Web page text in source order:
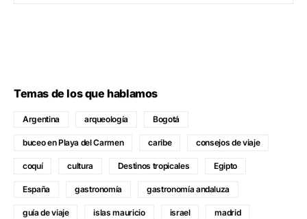
Temas de los que hablamos
Argentina arqueología Bogotá
buceo en Playa del Carmen caribe consejos de viaje
coquí cultura Destinos tropicales Egipto
España gastronomía gastronomía andaluza
guía de viaje islas mauricio israel madrid